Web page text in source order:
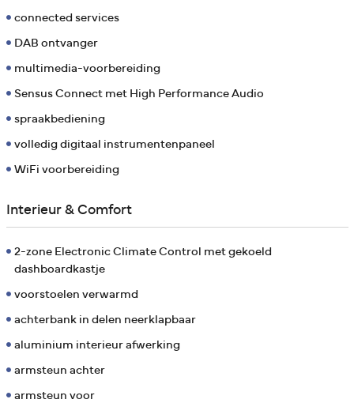
connected services
DAB ontvanger
multimedia-voorbereiding
Sensus Connect met High Performance Audio
spraakbediening
volledig digitaal instrumentenpaneel
WiFi voorbereiding
Interieur & Comfort
2-zone Electronic Climate Control met gekoeld
dashboardkastje
voorstoelen verwarmd
achterbank in delen neerklapbaar
aluminium interieur afwerking
armsteun achter
armsteun voor